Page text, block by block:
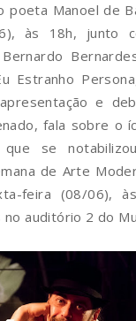
poeta Manoel de
às 18h, junto
Estranho
e
fala sobre o
se
de Arte
feira (08/06),
auditório 2 do